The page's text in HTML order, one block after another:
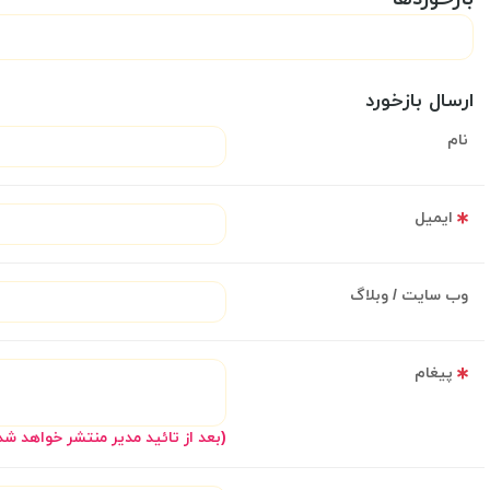
ارسال بازخورد
نام
ایمیل
وب سایت / وبلاگ
پیغام
(بعد از تائید مدیر منتشر خواهد